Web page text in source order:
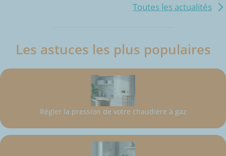
Toutes les actualités
Les astuces les plus populaires
Régler la pression de votre chaudière à gaz